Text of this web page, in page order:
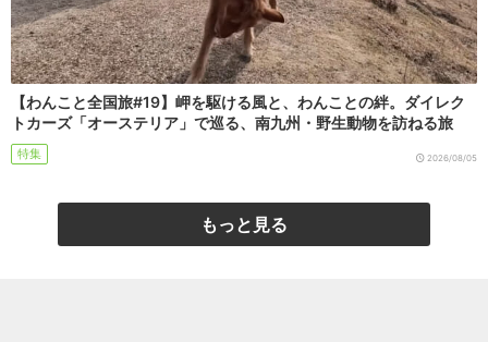
【わんこと全国旅#19】岬を駆ける風と、わんことの絆。ダイレク
トカーズ「オーステリア」で巡る、南九州・野生動物を訪ねる旅
特集 2026/08/05
もっと見る